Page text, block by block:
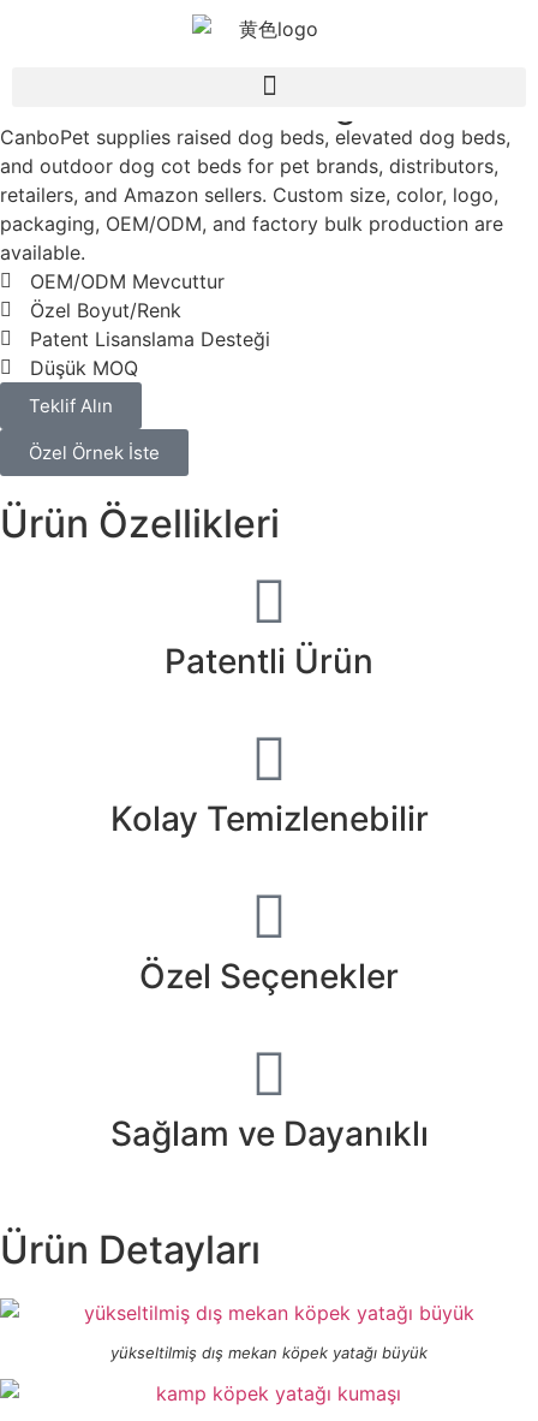
Wholesale Raised Dog Bed
CanboPet supplies raised dog beds, elevated dog beds,
and outdoor dog cot beds for pet brands, distributors,
retailers, and Amazon sellers. Custom size, color, logo,
packaging, OEM/ODM, and factory bulk production are
available.
OEM/ODM Mevcuttur
Özel Boyut/Renk
Patent Lisanslama Desteği
Düşük MOQ
Teklif Alın
Özel Örnek İste
Ürün Özellikleri
Patentli Ürün
Kolay Temizlenebilir
Özel Seçenekler
Sağlam ve Dayanıklı
Ürün Detayları
yükseltilmiş dış mekan köpek yatağı büyük